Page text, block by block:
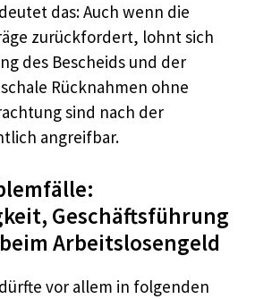
das: Auch wenn die
zurückfordert, lohnt sich
des Bescheids und der
Rücknahmen ohne
sind nach der
angreifbar.
Geschäftsführung
Arbeitslosengeld
vor allem in folgenden